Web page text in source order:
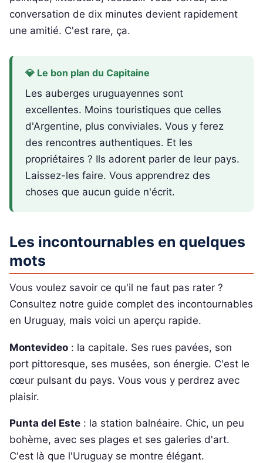
conversation de dix minutes devient rapidement
une amitié. C'est rare, ça.
💎 Le bon plan du Capitaine
Les auberges uruguayennes sont
excellentes. Moins touristiques que celles
d'Argentine, plus conviviales. Vous y ferez
des rencontres authentiques. Et les
propriétaires ? Ils adorent parler de leur pays.
Laissez-les faire. Vous apprendrez des
choses que aucun guide n'écrit.
Les incontournables en quelques
mots
Vous voulez savoir ce qu'il ne faut pas rater ?
Consultez notre guide complet des incontournables
en Uruguay, mais voici un aperçu rapide.
Montevideo : la capitale. Ses rues pavées, son
port pittoresque, ses musées, son énergie. C'est le
cœur pulsant du pays. Vous vous y perdrez avec
plaisir.
Punta del Este : la station balnéaire. Chic, un peu
bohème, avec ses plages et ses galeries d'art.
C'est là que l'Uruguay se montre élégant.